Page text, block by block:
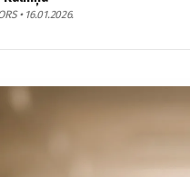
• 16.01.2026.